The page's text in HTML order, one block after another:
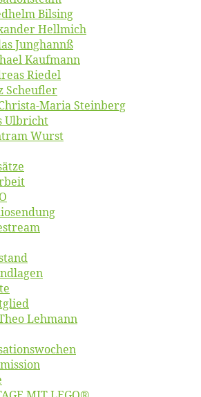
Bilsing
Hellmich
Junghannß
Kaufmann
Riedel
Scheuf­ler
Ma­ria Steinberg
Ulb­richt
Wurst
Lehmann